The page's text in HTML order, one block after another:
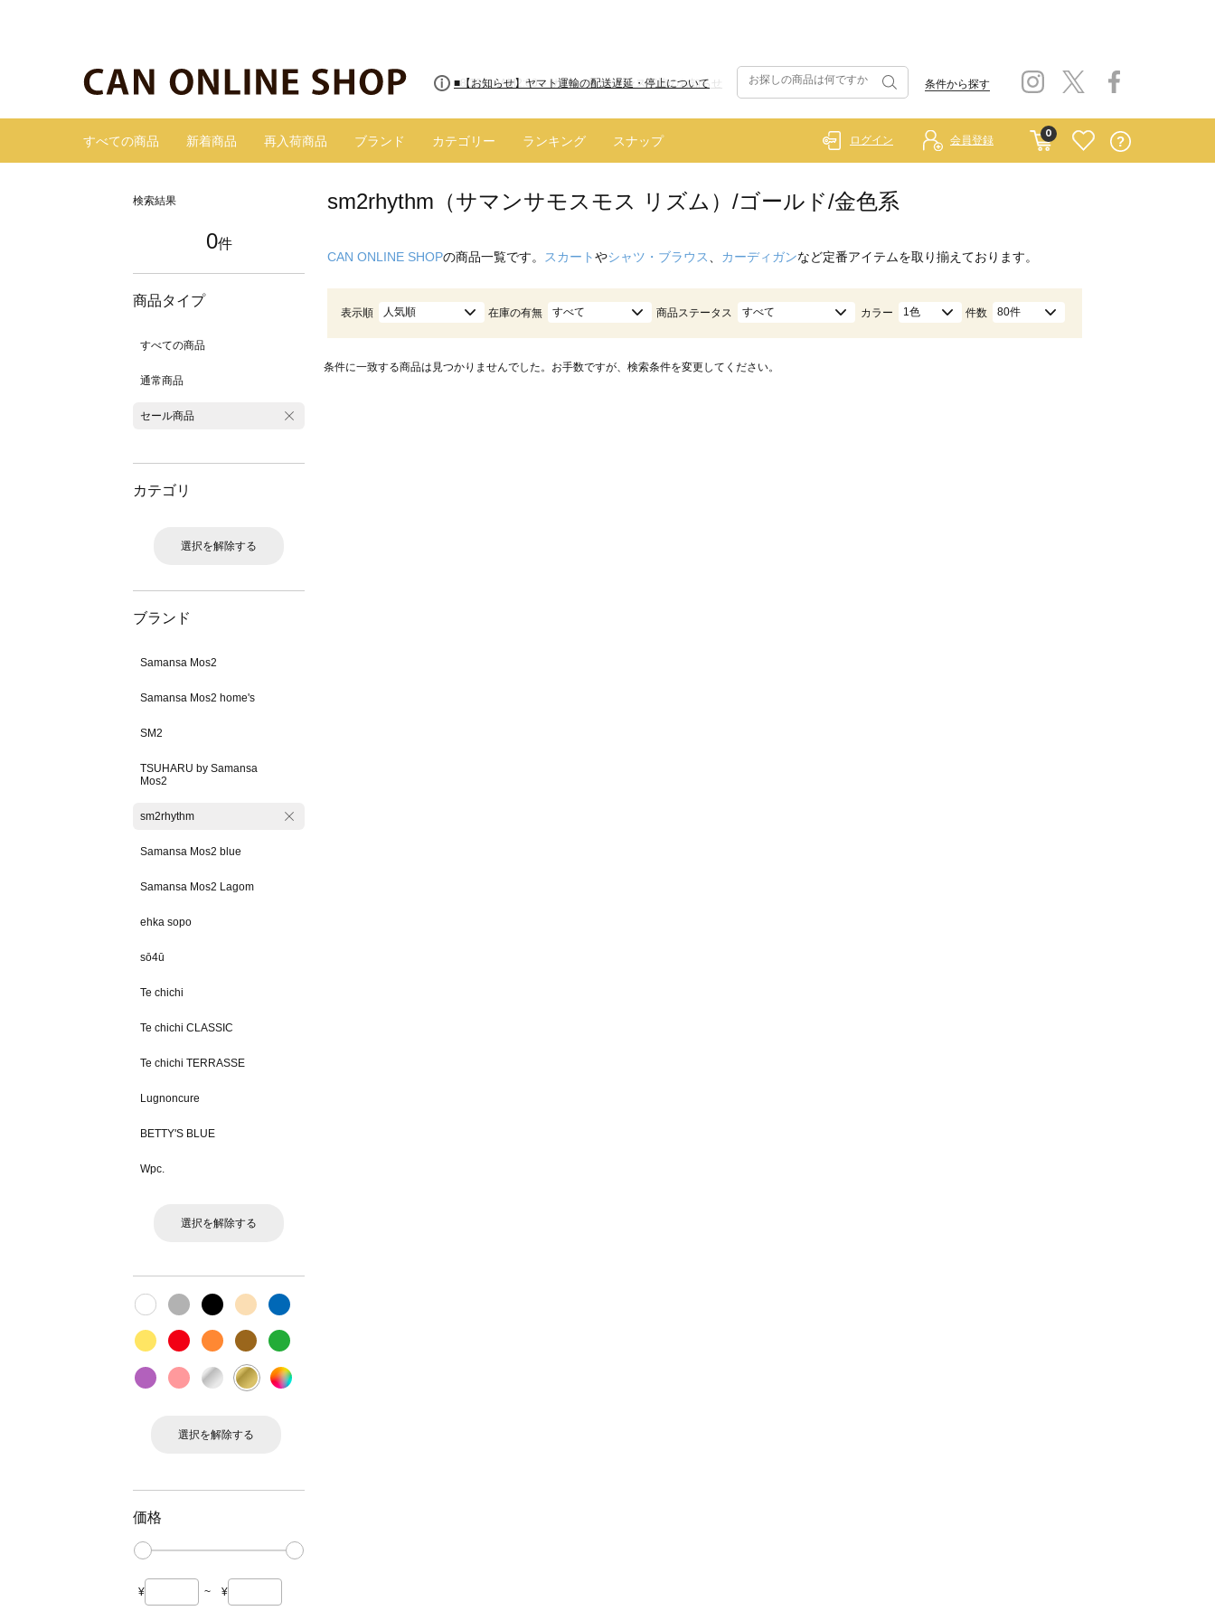
■8/13(木)AM2:00～サイトメンテナンス実施のお知らせ 条件から探す
すべての商品 新着商品 再入荷商品 ブランド カテゴリー ランキング スナップ
0
ログイン 会員登録
検索結果
0件
商品タイプ
すべての商品
通常商品
セール商品
カテゴリ
選択を解除する
ブランド
Samansa Mos2
Samansa Mos2 home's
SM2
TSUHARU by Samansa
Mos2
sm2rhythm
Samansa Mos2 blue
Samansa Mos2 Lagom
ehka sopo
sō4ū
Te chichi
Te chichi CLASSIC
Te chichi TERRASSE
Lugnoncure
BETTY'S BLUE
Wpc.
選択を解除する
選択を解除する
価格
¥ ~ ¥
sm2rhythm（サマンサモスモス リズム）/ゴールド/金色系
CAN ONLINE SHOPの商品一覧です。 スカートやシャツ・ブラウス カーディガンなど定番アイテムを取り揃えております。
表示順 人気順 在庫の有無 すべて 商品ステータス すべて カラー 1色 件数 80件
条件に一致する商品は見つかりませんでした。お手数ですが、検索条件を変更してください。